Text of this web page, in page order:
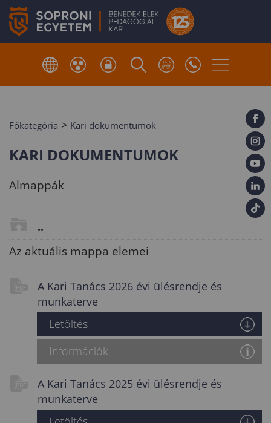
Főkategória > Kari dokumentumok
KARI DOKUMENTUMOK
Almappák
..
Az aktuális mappa elemei
A Kari Tanács 2026 évi ülésrendje és
munkaterve
Letöltés
Információk
A Kari Tanács 2025 évi ülésrendje és
munkaterve